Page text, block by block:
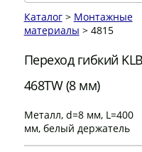
Каталог> Монтажные
материалы > 4815
Переход гибкий
468TW (8 мм)
Металл, d=8 мм, L=400
мм, белый держатель